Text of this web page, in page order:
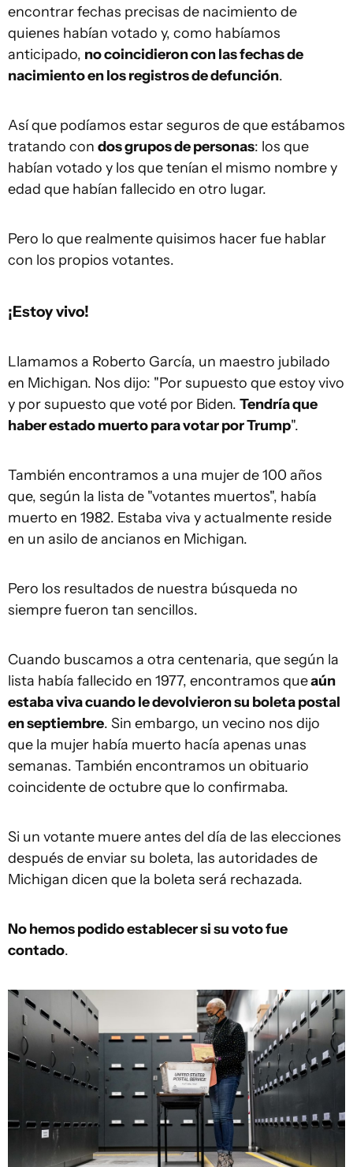
encontrar fechas precisas de nacimiento de
quienes habían votado y, como habíamos
anticipado, no coincidieron con las fechas de
nacimiento en los registros de defunción.
Así que podíamos estar seguros de que estábamos
tratando con dos grupos de personas: los que
habían votado y los que tenían el mismo nombre y
edad que habían fallecido en otro lugar.
Pero lo que realmente quisimos hacer fue hablar
con los propios votantes.
¡Estoy vivo!
Llamamos a Roberto García, un maestro jubilado
en Michigan. Nos dijo: "Por supuesto que estoy vivo
y por supuesto que voté por Biden. Tendría que
haber estado muerto para votar por Trump".
También encontramos a una mujer de 100 años
que, según la lista de "votantes muertos", había
muerto en 1982. Estaba viva y actualmente reside
en un asilo de ancianos en Michigan.
Pero los resultados de nuestra búsqueda no
siempre fueron tan sencillos.
Cuando buscamos a otra centenaria, que según la
lista había fallecido en 1977, encontramos queaún
estaba viva cuando le devolvieron su boleta postal
en septiembre. Sin embargo, un vecino nos dijo
que la mujer había muerto hacía apenas unas
semanas. También encontramos un obituario
coincidente de octubre que lo confirmaba.
Si un votante muere antes del día de las elecciones
después de enviar su boleta, las autoridades de
Michigan dicen que la boleta será rechazada.
No hemos podido establecer si su voto fue
contado.